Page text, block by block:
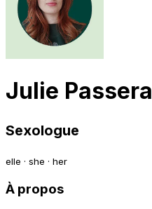
Julie Passera
Sexologue
elle · she · her
À propos